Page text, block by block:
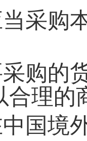
采购
采购
合理的
中国境